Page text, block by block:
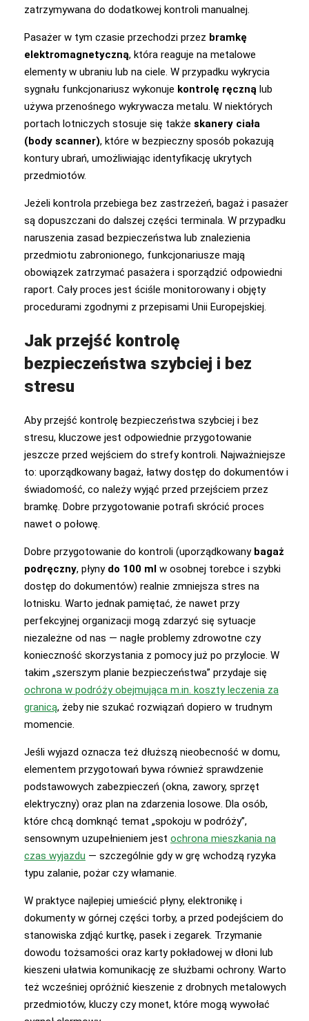
zatrzymywana do dodatkowej kontroli manualnej.
Pasażer w tym czasie przechodzi przez bramkę
elektromagnetyczną, która reaguje na metalowe
elementy w ubraniu lub na ciele. W przypadku wykrycia
sygnału funkcjonariusz wykonuje kontrolę ręczną lub
używa przenośnego wykrywacza metalu. W niektórych
portach lotniczych stosuje się także skanery ciała
(body scanner), które w bezpieczny sposób pokazują
kontury ubrań, umożliwiając identyfikację ukrytych
przedmiotów.
Jeżeli kontrola przebiega bez zastrzeżeń, bagaż i pasażer
są dopuszczani do dalszej części terminala. W przypadku
naruszenia zasad bezpieczeństwa lub znalezienia
przedmiotu zabronionego, funkcjonariusze mają
obowiązek zatrzymać pasażera i sporządzić odpowiedni
raport. Cały proces jest ściśle monitorowany i objęty
procedurami zgodnymi z przepisami Unii Europejskiej.
Jak przejść kontrolę
bezpieczeństwa szybciej i bez
stresu
Aby przejść kontrolę bezpieczeństwa szybciej i bez
stresu, kluczowe jest odpowiednie przygotowanie
jeszcze przed wejściem do strefy kontroli. Najważniejsze
to: uporządkowany bagaż, łatwy dostęp do dokumentów i
świadomość, co należy wyjąć przed przejściem przez
bramkę. Dobre przygotowanie potrafi skrócić proces
nawet o połowę.
Dobre przygotowanie do kontroli (uporządkowany bagaż
podręczny, płyny do 100 ml w osobnej torebce i szybki
dostęp do dokumentów) realnie zmniejsza stres na
lotnisku. Warto jednak pamiętać, że nawet przy
perfekcyjnej organizacji mogą zdarzyć się sytuacje
niezależne od nas — nagłe problemy zdrowotne czy
konieczność skorzystania z pomocy już po przylocie. W
takim „szerszym planie bezpieczeństwa” przydaje się
ochrona w podróży obejmująca m.in. koszty leczenia za
granicą, żeby nie szukać rozwiązań dopiero w trudnym
momencie.
Jeśli wyjazd oznacza też dłuższą nieobecność w domu,
elementem przygotowań bywa również sprawdzenie
podstawowych zabezpieczeń (okna, zawory, sprzęt
elektryczny) oraz plan na zdarzenia losowe. Dla osób,
które chcą domknąć temat „spokoju w podróży”,
sensownym uzupełnieniem jest ochrona mieszkania na
czas wyjazdu — szczególnie gdy w grę wchodzą ryzyka
typu zalanie, pożar czy włamanie.
W praktyce najlepiej umieścić płyny, elektronikę i
dokumenty w górnej części torby, a przed podejściem do
stanowiska zdjąć kurtkę, pasek i zegarek. Trzymanie
dowodu tożsamości oraz karty pokładowej w dłoni lub
kieszeni ułatwia komunikację ze służbami ochrony. Warto
też wcześniej opróżnić kieszenie z drobnych metalowych
przedmiotów, kluczy czy monet, które mogą wywołać